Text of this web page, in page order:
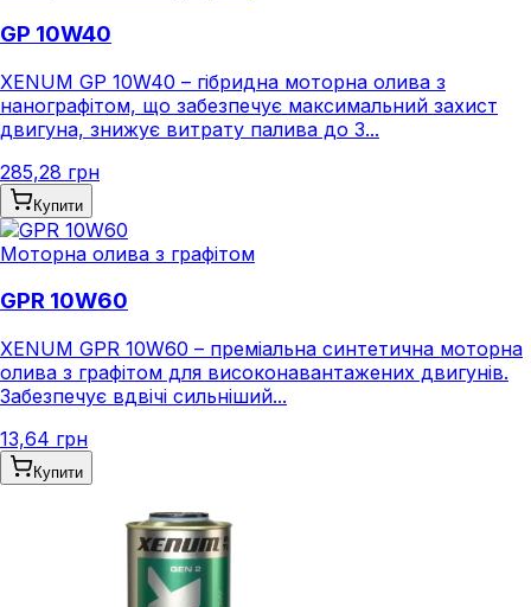
GP 10W40
XENUM GP 10W40 – гібридна моторна олива з
нанографітом, що забезпечує максимальний захист
двигуна, знижує витрату палива до 3...
285,28 грн
Купити
Моторна олива з графітом
GPR 10W60
XENUM GPR 10W60 – преміальна синтетична моторна
олива з графітом для високонавантажених двигунів.
Забезпечує вдвічі сильніший...
13,64 грн
Купити